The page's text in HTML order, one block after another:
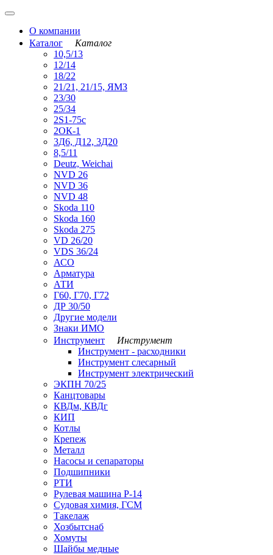
О компании
Каталог
Каталог
10,5/13
12/14
18/22
21/21, 21/15, ЯМЗ
23/30
25/34
2S1-75с
2ОК-1
3Д6, Д12, 3Д20
8,5/11
Deutz, Weichai
NVD 26
NVD 36
NVD 48
Skoda 110
Skoda 160
Skoda 275
VD 26/20
VDS 36/24
АСО
Арматура
АТИ
Г60, Г70, Г72
ДР 30/50
Другие модели
Знаки ИМО
Инструмент
Инструмент
Инструмент - расходники
Инструмент слесарный
Инструмент электрический
ЭКПН 70/25
Канцтовары
КВДм, КВДг
КИП
Котлы
Крепеж
Металл
Насосы и сепараторы
Подшипники
РТИ
Рулевая машина Р-14
Судовая химия, ГСМ
Такелаж
Хозбытснаб
Хомуты
Шайбы медные